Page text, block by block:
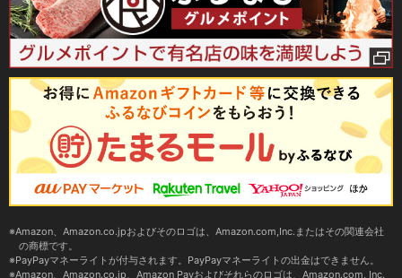
Amazon、Amazon.co.jpおよびそのロゴは、Amazon.com,Inc.またはその関連会社
の商標です。
PayPayマネーライトが付与されます。PayPayマネーライトの出金はできません。
Amazon、Amazon.co.jp、Amazon Payおよびそれらのロゴは、Amazon.com, Inc.